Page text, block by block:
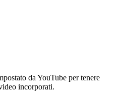
da YouTube per tenere
incorporati.